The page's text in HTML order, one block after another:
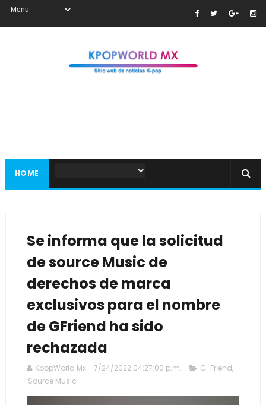
HOME
Se informa que la solicitud
de source Music de
derechos de marca
exclusivos para el nombre
de GFriend ha sido
rechazada
KpopWorld Mx 7/24/2022 04:27:00 p.m. G-Friend,
Source Music